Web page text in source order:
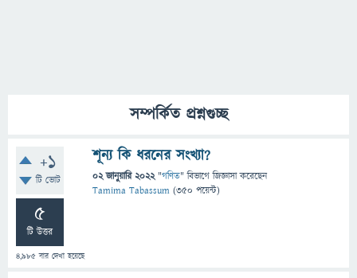
সম্পর্কিত প্রশ্নগুচ্ছ
+1
টি ভোট
5
টি উত্তর
4,985 বার দেখা হয়েছে
শূন্য কি ধরনের সংখ্যা?
02 জানুয়ারি 2022 "গণিত" বিভাগে জিজ্ঞাসাকরেছেন
Tamima Tabassum (350 পয়েন্ট)